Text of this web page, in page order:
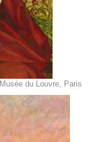
du Louvre, Paris